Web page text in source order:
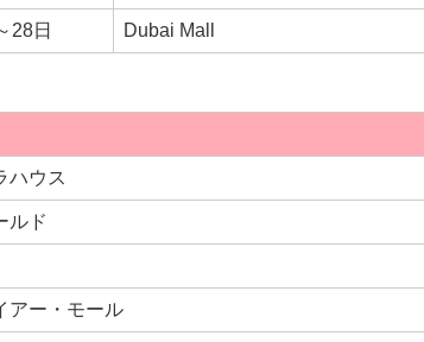
28日 Dubai Mall
ハウス
ルド
アー・モール